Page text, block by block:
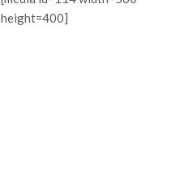
height=400]